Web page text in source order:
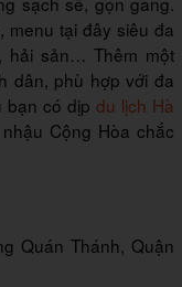
menu tại đây siêu đa
hải sản… Thêm một
dân, phù hợp với đa
bạn có dịp du lịch Hà
Cộng Hòa chắc
Quán Thánh, Quận